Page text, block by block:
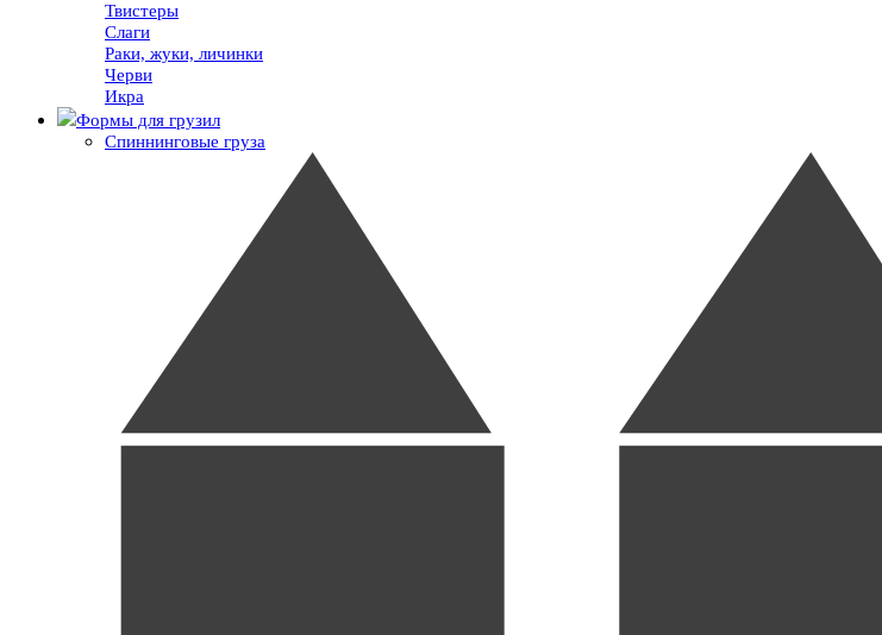
Твистеры
Слаги
Раки, жуки, личинки
Черви
Икра
Формы для грузил
Спиннинговые груза